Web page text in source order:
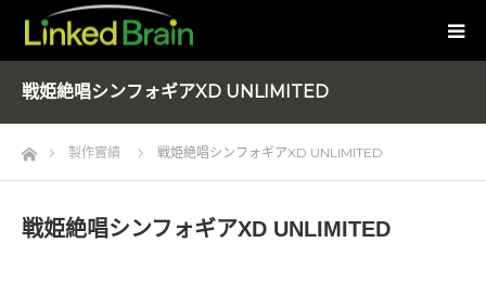
戦姫絶唱シンフォギアXD UNLIMITED
Home製作實績 戦姫絶唱シンフォギアXD UNLIMITED
戦姫絶唱シンフォギアXD UNLIMITED